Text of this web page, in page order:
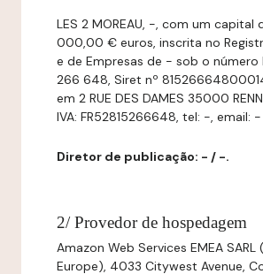
LES 2 MOREAU, -, com um capital
000,00 € euros, inscrita no
e de Empresas de - sob o número
266 648, Siret nº
em 2 RUE DES DAMES 35000
IVA: FR52815266648, tel: -, email: -
Diretor de publicação: - / -.
2/ Provedor de hospedagem
Amazon Web Services EMEA SARL
Europe), 4033 Citywest Avenue,